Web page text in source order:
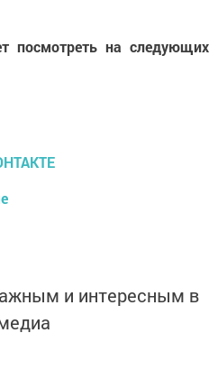
посмотреть на следующих
и интересным в